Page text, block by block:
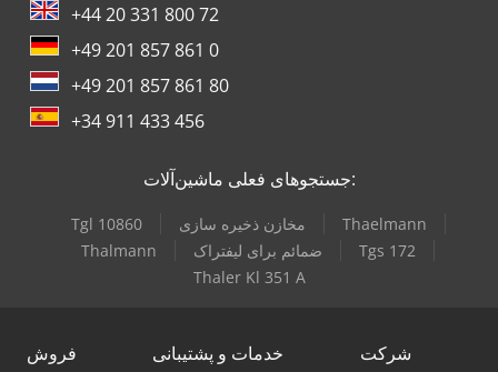
+44 20 331 800 72
+49 201 857 861 0
+49 201 857 861 80
+34 911 433 456
جستجوهای فعلی ماشین‌آلات:
Tgl 10860 مخازن ذخیره سازی
Thaelmann
Thalmann
ضمائم برای لیفتراک
Tgs 172
Thaler Kl 351 A
فروش خدمات و پشتیبانی شرکت